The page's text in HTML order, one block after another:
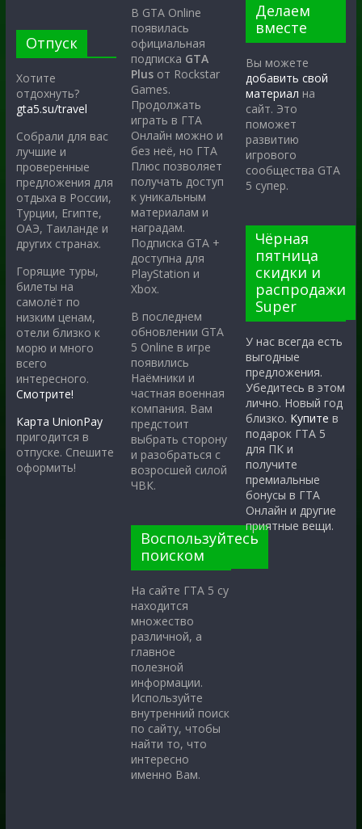
Отпуск
Хотите
отдохнуть?
gta5.su/travel
Собрали для вас
лучшие и
проверенные
предложения для
отдыха в России,
Турции, Египте,
ОАЭ, Таиланде и
других странах.
Горящие туры,
билеты на
самолёт по
низким ценам,
отели близко к
морю и много
всего
интересного.
Смотрите!
Карта UnionPay
пригодится в
отпуске. Спешите
оформить!
В GTA Online
появилась
официальная
подписка GTA
Plus от Rockstar
Games.
Продолжать
играть в ГТА
Онлайн можно и
без неё, но ГТА
Плюс позволяет
получать доступ
к уникальным
материалам и
наградам.
Подписка GTA +
доступна для
PlayStation и
Xbox.
В последнем
обновлении GTA
5 Online в игре
появились
Наёмники и
частная военная
компания. Вам
предстоит
выбрать сторону
и разобраться с
возросшей силой
ЧВК.
Воспользуйтесь
поиском
На сайте ГТА 5 су
находится
множество
различной, а
главное
полезной
информации.
Используйте
внутренний поиск
по сайту, чтобы
найти то, что
интересно
именно Вам.
Делаем
вместе
Вы можете
добавить свой
материал на
сайт. Это
поможет
развитию
игрового
сообщества GTA
5 супер.
Чёрная
пятница
скидки и
распродажи
Super
У нас всегда есть
выгодные
предложения.
Убедитесь в этом
лично. Новый год
близко. Купите в
подарок ГТА 5
для ПК и
получите
премиальные
бонусы в ГТА
Онлайн и другие
приятные вещи.